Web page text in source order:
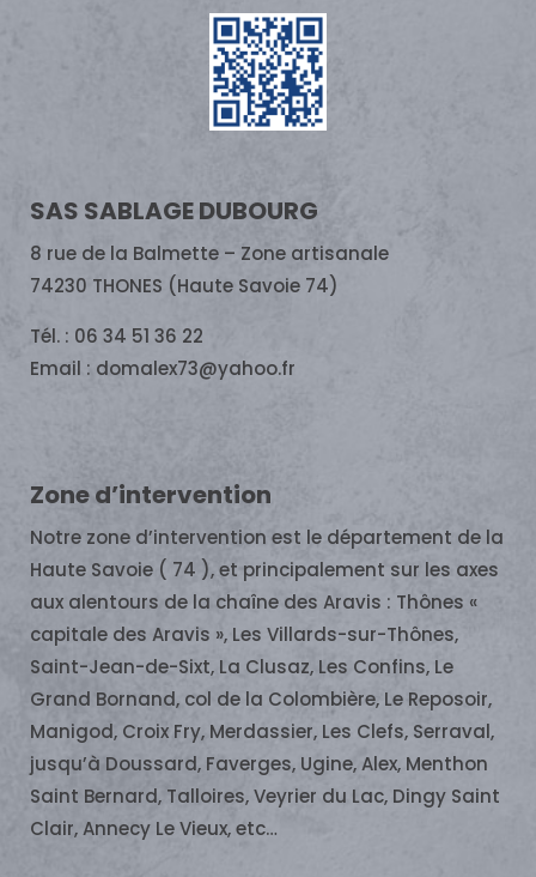
SAS SABLAGE DUBOURG
8 rue de la Balmette – Zone artisanale
74230 THONES (Haute Savoie 74)
Tél. : 06 34 51 36 22
Email : domalex73@yahoo.fr
Zone d’intervention
Notre zone d’intervention est le département de la
Haute Savoie ( 74 ), et principalement sur les axes
aux alentours de la chaîne des Aravis : Thônes «
capitale des Aravis », Les Villards-sur-Thônes,
Saint-Jean-de-Sixt, La Clusaz, Les Confins, Le
Grand Bornand, col de la Colombière, Le Reposoir,
Manigod, Croix Fry, Merdassier, Les Clefs, Serraval,
jusqu’à Doussard, Faverges, Ugine, Alex, Menthon
Saint Bernard, Talloires, Veyrier du Lac, Dingy Saint
Clair, Annecy Le Vieux, etc…